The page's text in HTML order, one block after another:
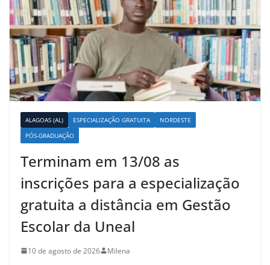
ALAGOAS (AL) ESPECIALIZAÇÃO GRATUITA
NORDESTE
PÓS-GRADUAÇÃO
Terminam em 13/08 as
inscrições para a especialização
gratuita a distância em Gestão
Escolar da Uneal
10 de agosto de 2026 Milena